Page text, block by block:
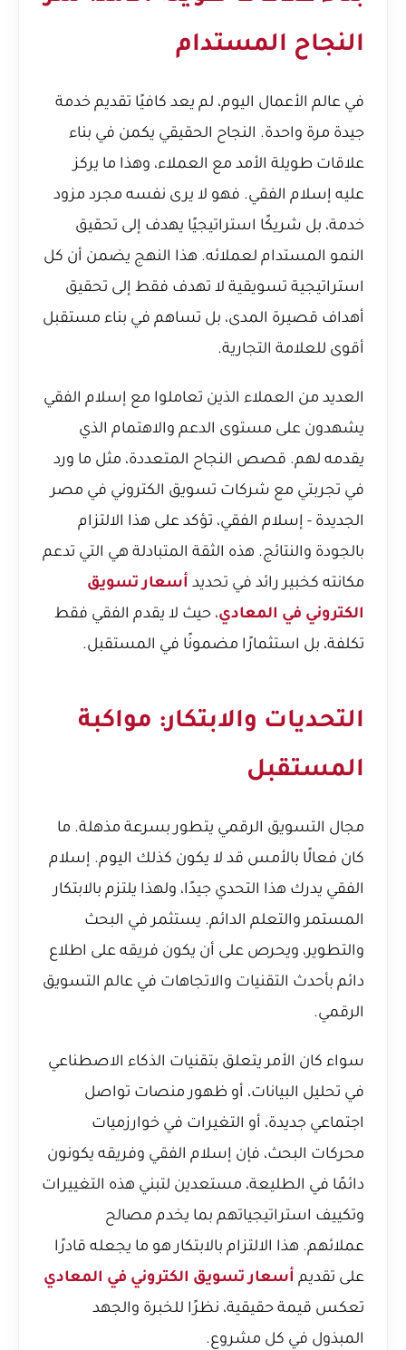
النجاح المستدام
في عالم الأعمال اليوم، لم يعد كافيًا تقديم خدمة
جيدة مرة واحدة. النجاح الحقيقي يكمن في بناء
علاقات طويلة الأمد مع العملاء، وهذا ما يركز
عليه إسلام الفقي. فهو لا يرى نفسه مجرد مزود
خدمة، بل شريكًا استراتيجيًا يهدف إلى تحقيق
النمو المستدام لعملائه. هذا النهج يضمن أن كل
استراتيجية تسويقية لا تهدف فقط إلى تحقيق
أهداف قصيرة المدى، بل تساهم في بناء مستقبل
أقوى للعلامة التجارية.
العديد من العملاء الذين تعاملوا مع إسلام الفقي
يشهدون على مستوى الدعم والاهتمام الذي
يقدمه لهم. قصص النجاح المتعددة، مثل ما ورد
في تجربتي مع شركات تسويق الكتروني في مصر
الجديدة - إسلام الفقي، تؤكد على هذا الالتزام
بالجودة والنتائج. هذه الثقة المتبادلة هي التي تدعم
مكانته كخبير رائد في تحديد أسعار تسويق
الكتروني في المعادي، حيث لا يقدم الفقي فقط
تكلفة، بل استثمارًا مضمونًا في المستقبل.
التحديات والابتكار: مواكبة
المستقبل
مجال التسويق الرقمي يتطور بسرعة مذهلة. ما
كان فعالًا بالأمس قد لا يكون كذلك اليوم. إسلام
الفقي يدرك هذا التحدي جيدًا، ولهذا يلتزم بالابتكار
المستمر والتعلم الدائم. يستثمر في البحث
والتطوير، ويحرص على أن يكون فريقه على اطلاع
دائم بأحدث التقنيات والاتجاهات في عالم التسويق
الرقمي.
سواء كان الأمر يتعلق بتقنيات الذكاء الاصطناعي
في تحليل البيانات، أو ظهور منصات تواصل
اجتماعي جديدة، أو التغيرات في خوارزميات
محركات البحث، فإن إسلام الفقي وفريقه يكونون
دائمًا في الطليعة، مستعدين لتبني هذه التغييرات
وتكييف استراتيجياتهم بما يخدم مصالح
عملائهم. هذا الالتزام بالابتكار هو ما يجعله قادرًا
على تقديم أسعار تسويق الكتروني في المعادي
تعكس قيمة حقيقية، نظرًا للخبرة والجهد
المبذول في كل مشروع.